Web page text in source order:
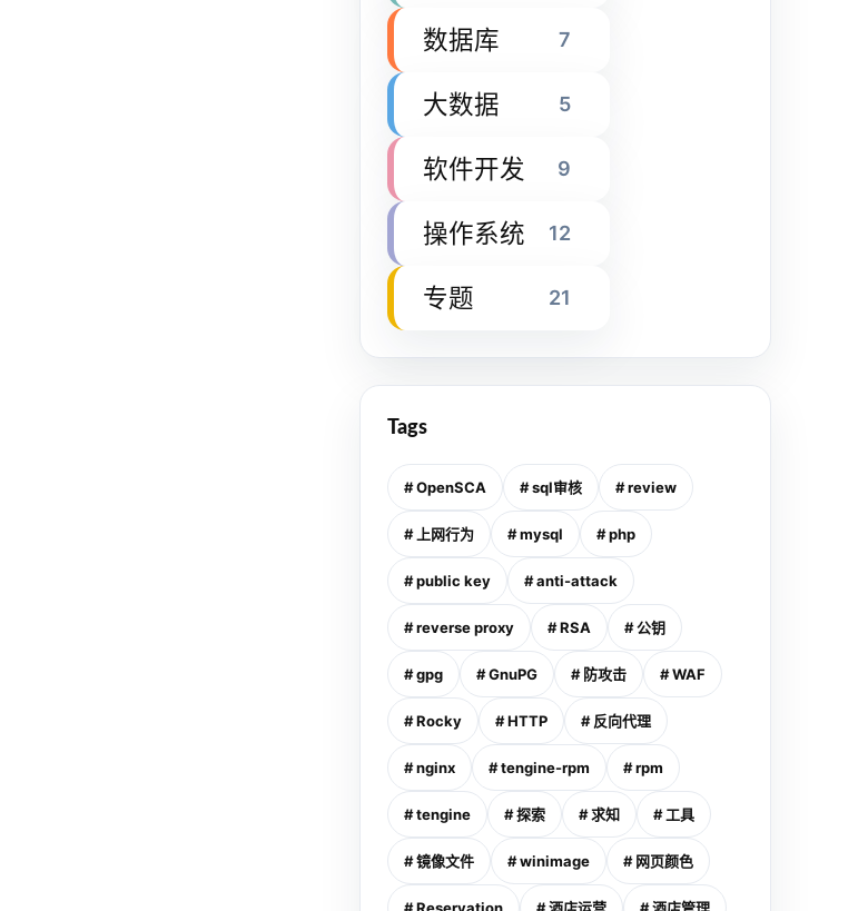
数据库 7
大数据 5
软件开发 9
操作系统 12
专题 21
Tags
# OpenSCA # sql审核 # review
# 上网行为 # mysql # php
# public key # anti-attack
# reverse proxy # RSA # 公钥
# gpg # GnuPG # 防攻击 # WAF
# Rocky # HTTP # 反向代理
# nginx # tengine-rpm # rpm
# tengine # 探索 # 求知 # 工具
# 镜像文件 # winimage # 网页颜色